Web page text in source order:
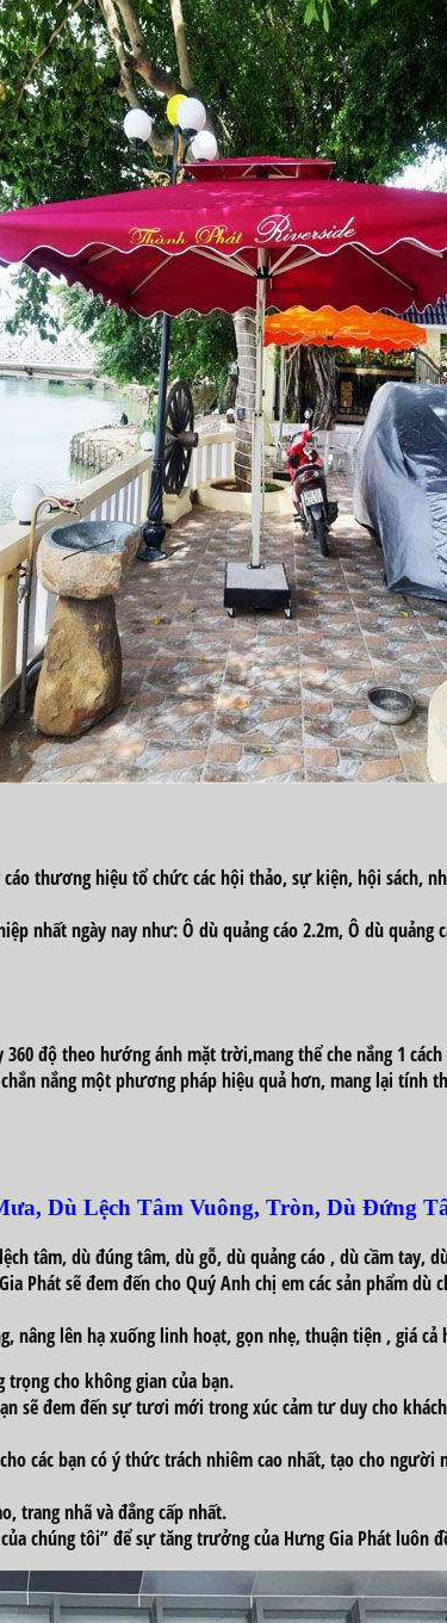
cáo thươnghiệutổ chứccác hội thảo, sự kiện, hội sách,
nhất ngày nay như: Ô dùquảng cáo2.2m, Ô dùquảng
360 độ theo hướng ánh mặt trời,mangthể che nắng1
nắngmột phương pháp hiệu quả hơn, mang lại tính
Dù Lệch Tâm Vuông, Tròn, Dù Đứng
tâm, dù đúng tâm, dù gỗ, dùquảng cáo , dù cầm tay,
Phát sẽđem đếncho QuýAnh chị emcácsản phẩm dù
, nâng lên hạ xuốnglinh hoạt, gọn nhẹ,thuận tiện , giá cả
trọngcho khônggian của bạn.
sẽđem đếnsự tươi mới trongxúc cảmtư duy cho
các bạncóý thứctrách nhiêm cao nhất, tạo cho người
trang nhã vàđẳng cấp nhất.
của chúng tôi” để sựtăng trưởngcủa Hưng Gia Phát luôn